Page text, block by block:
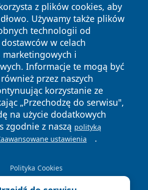
z plików cookies, aby
Używamy także plików
technologii od
w celach
marketingowych i
Informacje te mogą być
przez naszych
korzystanie ze
„Przechodzę do serwisu",
na użycie dodatkowych
zgodnie z naszą polityką
ustawienia .
Polityka Cookies
Wszystkie prawa
Polityka
Prywatności
Polityka
Cookies